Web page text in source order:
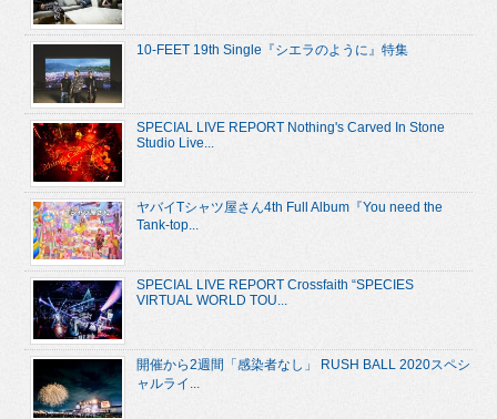
10-FEET 19th Single『シエラのように』特集
SPECIAL LIVE REPORT Nothing's Carved In Stone
Studio Live...
ヤバイTシャツ屋さん4th Full Album『You need the
Tank-top...
SPECIAL LIVE REPORT Crossfaith “SPECIES
VIRTUAL WORLD TOU...
開催から2週間「感染者なし」 RUSH BALL 2020スペシ
ャルライ...